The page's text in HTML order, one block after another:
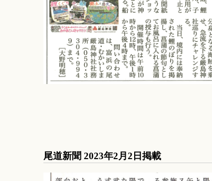
尾道新聞 2023年2月2日掲載